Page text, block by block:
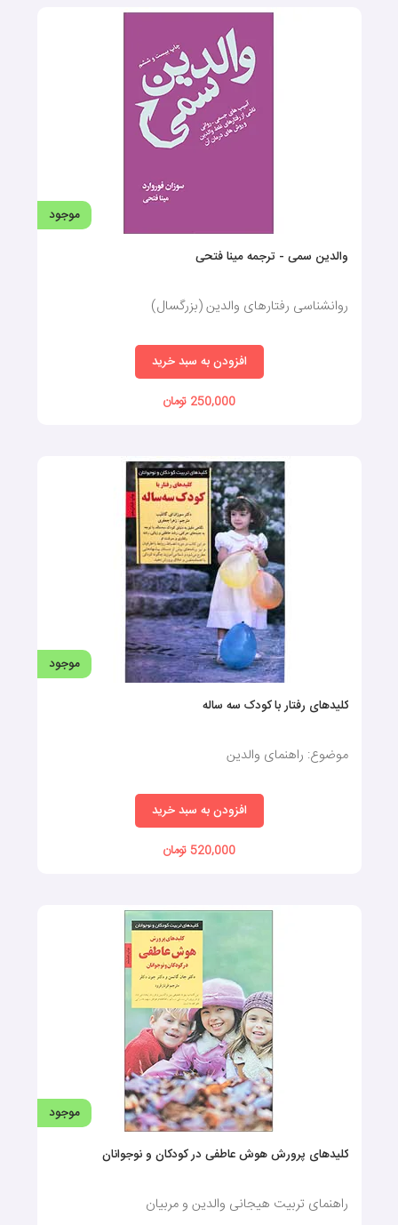
موجود
والدین سمی - ترجمه مینا فتحی
روانشناسی رفتارهای والدین (بزرگسال)
افزودن به سبد خرید
250,000 تومان
موجود
کلیدهای رفتار با کودک سه ساله
موضوع: راهنمای والدین
افزودن به سبد خرید
520,000 تومان
موجود
کلیدهای پرورش هوش عاطفی در کودکان و نوجوانان
راهنمای تربیت هیجانی والدین و مربیان